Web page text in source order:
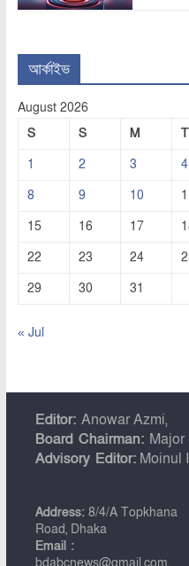
আর্কাইভ
August 2026
S
S M T
1
2 3 4
8
9 10
15
16 17
22
23 24
29
30 31
« Jul
Editor: Anowar Azmi,
Board Chairman: Major
Advisory Editor:Moinul
Address:8/4/A Topkhana
Road, Dhaka
Email :